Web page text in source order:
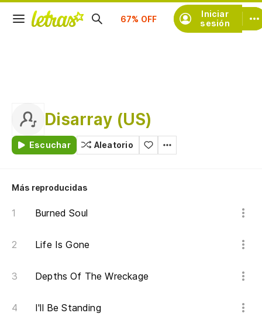
Iniciar
sesión
Suscríbete
Disarray (US)
Escuchar Aleatorio
Más reproducidas
Burned Soul
Life Is Gone
Depths Of The Wreckage
I'll Be Standing